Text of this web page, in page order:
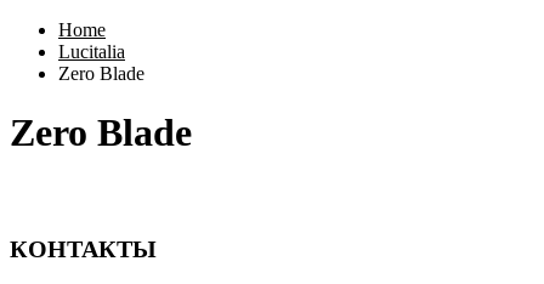
Home
Lucitalia
Zero Blade
Zero Blade
КОНТАКТЫ